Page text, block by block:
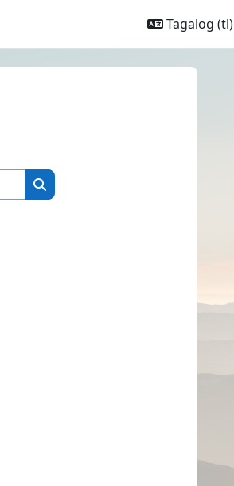
Tagalog ‎(tl)‎
Maghanap sa mga kurso
Maghanap sa mga kurso